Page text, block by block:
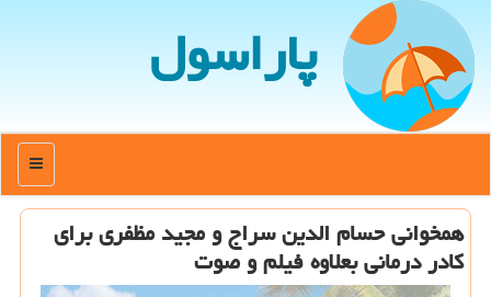
پاراسول
منو
همخوانی حسام الدین سراج و مجید مظفری برای
كادر درمانی بعلاوه فیلم و صوت